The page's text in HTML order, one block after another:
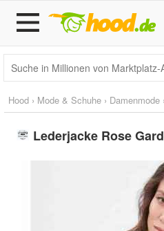
Hood › Mode & Schuhe › Damenmode ›
Lederjacke Rose